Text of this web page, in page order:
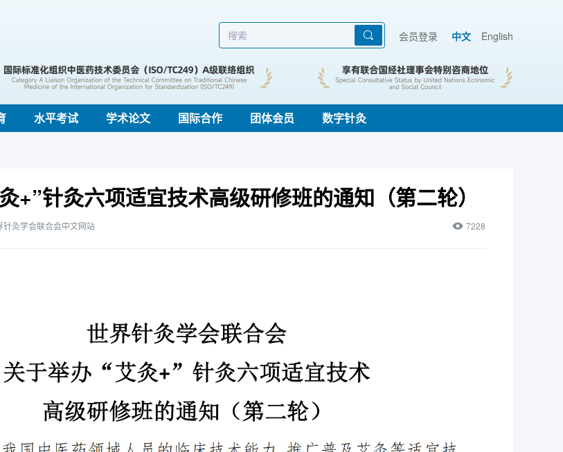
会员登录 中文 English
水平考试 学术论文 国际合作 团体会员 数字针灸
+”针灸六项适宜技术高级研修班的通知（第二轮）
针灸学会联合会中文网站 7228